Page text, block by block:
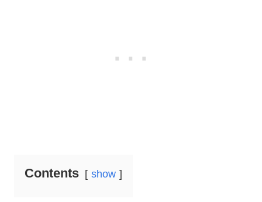
Contents show